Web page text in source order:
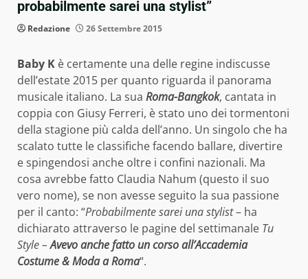
probabilmente sarei una stylist”
Redazione 26 Settembre 2015
Baby K è certamente una delle regine indiscusse
dell’estate 2015 per quanto riguarda il panorama
musicale italiano. La sua Roma-Bangkok, cantata in
coppia con Giusy Ferreri, è stato uno dei tormentoni
della stagione più calda dell’anno. Un singolo che ha
scalato tutte le classifiche facendo ballare, divertire
e spingendosi anche oltre i confini nazionali. Ma
cosa avrebbe fatto Claudia Nahum (questo il suo
vero nome), se non avesse seguito la sua passione
per il canto: “Probabilmente sarei una stylist– ha
dichiarato attraverso le pagine del settimanale Tu
Style –Avevo anche fatto un corso all’Accademia
Costume & Moda a Roma“.